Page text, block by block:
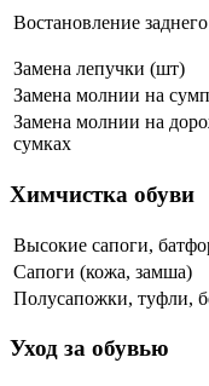
Востановление
Замена лепучки (шт)
Замена молнии на
Замена молнии на
сумках
Химчистка обуви
Высокие сапоги,
Сапоги (кожа, замша)
Полусапожки, туфли,
Уход за обувью